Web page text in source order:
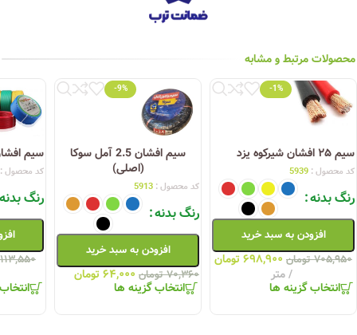
محصولات مرتبط و مشابه
-1%
سیم ۲۵ افشان شیرکوه یزد
کد محصول : 5939
رنگ بدنه
افزودن به سبد خرید
۷۰۵,۹۵۰ تومان ۶۹۸,۹۰۰تومان
متر
انتخاب گزینه ها
-9%
سیم افشان 2.5 آمل سوکا
(اصلی)
کد محصول : 5913
رنگ بدنه
افزودن به سبد خرید
۷۰,۳۶۰ تومان ۶۴,۰۰۰تومان
انتخاب گزینه ها
سیم افشان ۴
کد محصول
رنگ بدنه
۱۱۳,۵۵۰